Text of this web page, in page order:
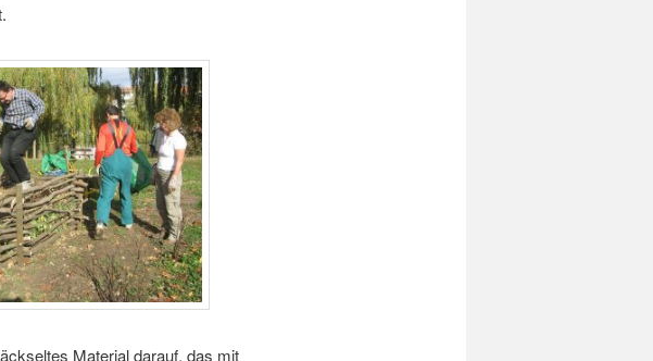
Material darauf, das mit